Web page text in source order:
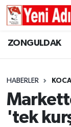
ZONGULDAK
HABERLER
'tekGÜNCEL
GENEL
Süper Lig
Tüm